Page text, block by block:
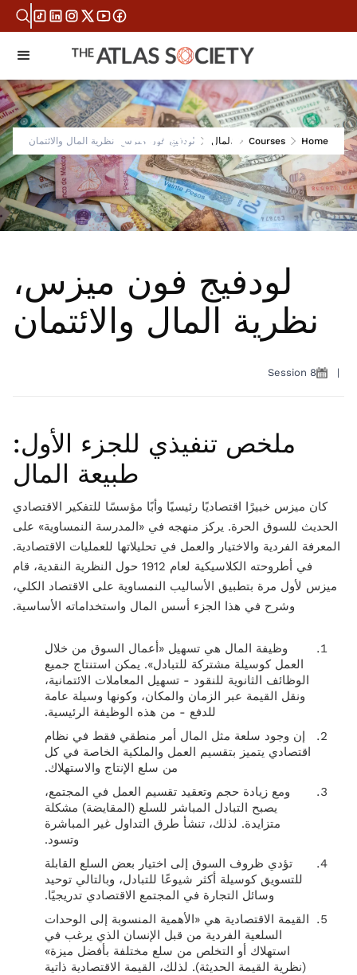
Home
Courses المال لودفيج فون ميزس، نظرية المال والائتمان
Session 8
لودفيج فون ميزس،
نظرية المال والائتمان
|
Session 8
ملخص تنفيذي للجزء الأول:
طبيعة المال
كان ميزس خبيرًا اقتصاديًا رئيسيًا وأبًا مؤسسًا للتفكير الاقتصادي
الحديث للسوق الحرة. يركز منهجه في «المدرسة النمساوية» على
المعرفة الفردية والاختيار والعمل في تحليلاتها للعمليات الاقتصادية.
في أطروحته الكلاسيكية لعام 1912 حول النظرية النقدية، قام
ميزس لأول مرة بتطبيق الأساليب النمساوية على الاقتصاد الكلي،
وشرح في هذا الجزء أسس المال واستخداماته الأساسية.
وظيفة المال هي تسهيل «أعمال السوق من خلال
العمل كوسيلة مشتركة للتبادل». يمكن استنتاج جميع
الوظائف الثانوية للنقود - تسهيل المعاملات الائتمانية،
ونقل القيمة عبر الزمان والمكان، وكونها وسيلة عامة
للدفع - من هذه الوظيفة الرئيسية.
إن وجود سلعة مثل المال أمر منطقي فقط في نظام
اقتصادي يتميز بتقسيم العمل والملكية الخاصة في كل
من سلع الإنتاج والاستهلاك.
ومع زيادة حجم وتعقيد تقسيم العمل في المجتمع،
يصبح التبادل المباشر للسلع (المقايضة) مشكلة
متزايدة. لذلك، تنشأ طرق التداول غير المباشرة
وتسود.
تؤدي ظروف السوق إلى اختيار بعض السلع القابلة
للتسويق كوسيلة أكثر شيوعًا للتبادل، وبالتالي توحيد
وسائل التجارة في المجتمع الاقتصادي تدريجيًا.
القيمة الاقتصادية هي «الأهمية المنسوبة إلى الوحدات
السلعية الفردية من قبل الإنسان الذي يرغب في
استهلاك أو التخلص من سلع مختلفة بأفضل ميزة»
(نظرية القيمة الحديثة). لذلك، القيمة الاقتصادية ذاتية